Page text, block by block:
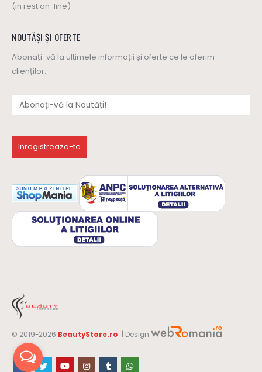
(in rest on-line)
NOUTĂȘI ȘI OFERTE
Abonați-vă la ultimele informații și oferte ce le oferim
clienților.
© 2019-2026 BeautyStore.ro | Design